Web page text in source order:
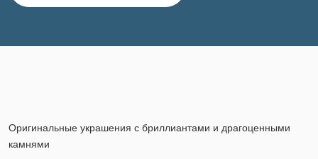
Оригинальные украшения с бриллиантами и драгоценными
камнями